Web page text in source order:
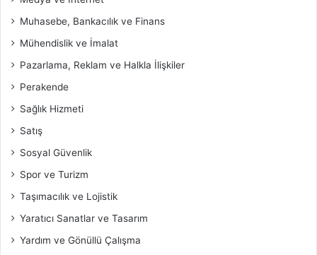
Muhasebe, Bankacılık ve Finans
Mühendislik ve İmalat
Pazarlama, Reklam ve Halkla İlişkiler
Perakende
Sağlık Hizmeti
Satış
Sosyal Güvenlik
Spor ve Turizm
Taşımacılık ve Lojistik
Yaratıcı Sanatlar ve Tasarım
Yardım ve Gönüllü Çalışma